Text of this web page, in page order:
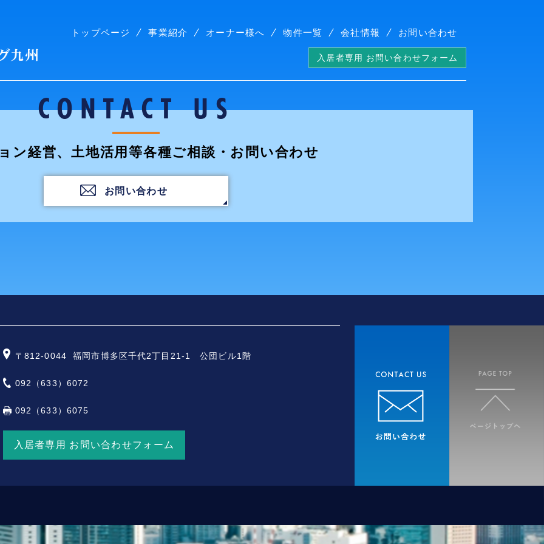
株式会社コープリビング九州
トップページ 事業紹介 オーナー様へ 物件一覧 会社情報 お問い合わせ
入居者専用 お問い合わせフォーム
CONTACT US
ン経営、土地活用等各種ご相談・お問い合わせ
お問い合わせ
〒812-0044 福岡市博多区千代2丁目21-1 公団ビル1階
092（633）6072
092（633）6075
入居者専用 お問い合わせフォーム